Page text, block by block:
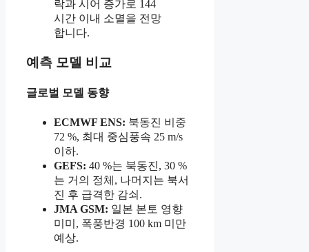
락과 시어 증가로 144
시간 이내 소멸을 전망
합니다.
예측 모델 비교
글로벌 모델 동향
ECMWF ENS: 북동진 비중
72 %, 최대 중심풍속 25 m/s
이하.
GEFS: 40 %는 북동진, 30 %
는 거의 정체, 나머지는 북서
진 후 급격한 감쇠.
JMA GSM: 일본 본토 영향
미미, 폭풍반경 100 km 미만
예상.